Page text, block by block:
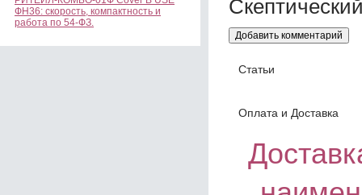
ФН36: скорость, компактность и
работа по 54-ФЗ.
Статьи
Оплата и Доставка